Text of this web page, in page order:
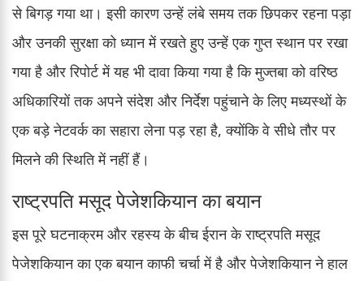
से बिगड़ गया था। इसी कारण उन्हें लंबे समय तक छिपकर रहना पड़ा
और उनकी सुरक्षा को ध्यान में रखते हुए उन्हें एक गुप्त स्थान पर रखा
गया है और रिपोर्ट में यह भी दावा किया गया है कि मुज्तबा को वरिष्ठ
अधिकारियों तक अपने संदेश और निर्देश पहुंचाने के लिए मध्यस्थों के
एक बड़े नेटवर्क का सहारा लेना पड़ रहा है, क्योंकि वे सीधे तौर पर
मिलने की स्थिति में नहीं हैं।
राष्ट्रपति मसूद पेजेशकियान का बयान
इस पूरे घटनाक्रम और रहस्य के बीच ईरान के राष्ट्रपति मसूद
पेजेशकियान का एक बयान काफी चर्चा में है और पेजेशकियान ने हाल